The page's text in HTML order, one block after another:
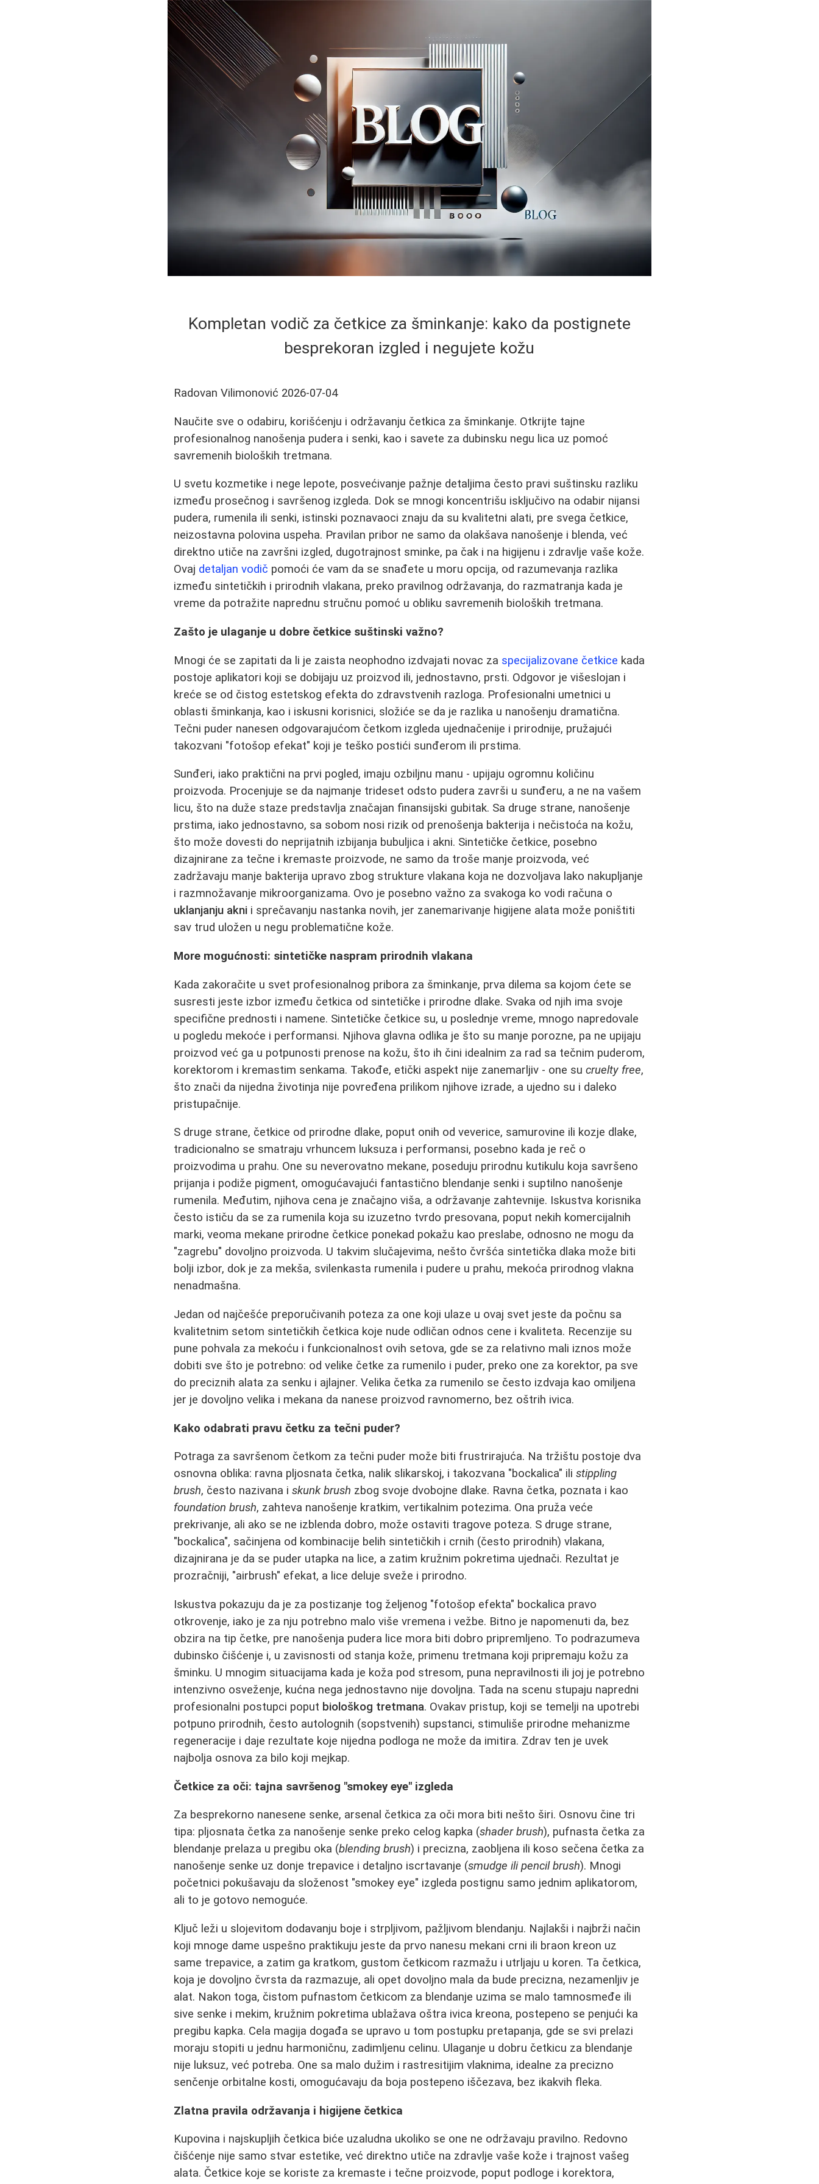
Kompletan vodič za četkice za šminkanje: kako da postignete
besprekoran izgled i negujete kožu
Radovan Vilimonović 2026-07-04
Naučite sve o odabiru, korišćenju i održavanju četkica za šminkanje. Otkrijte tajne
profesionalnog nanošenja pudera i senki, kao i savete za dubinsku negu lica uz pomoć
savremenih bioloških tretmana.
U svetu kozmetike i nege lepote, posvećivanje pažnje detaljima često pravi suštinsku razliku
između prosečnog i savršenog izgleda. Dok se mnogi koncentrišu isključivo na odabir nijansi
pudera, rumenila ili senki, istinski poznavaoci znaju da su kvalitetni alati, pre svega četkice,
neizostavna polovina uspeha. Pravilan pribor ne samo da olakšava nanošenje i blenda, već
direktno utiče na završni izgled, dugotrajnost sminke, pa čak i na higijenu i zdravlje vaše kože.
Ovaj detaljan vodič pomoći će vam da se snađete u moru opcija, od razumevanja razlika
između sintetičkih i prirodnih vlakana, preko pravilnog održavanja, do razmatranja kada je
vreme da potražite naprednu stručnu pomoć u obliku savremenih bioloških tretmana.
Zašto je ulaganje u dobre četkice suštinski važno?
Mnogi će se zapitati da li je zaista neophodno izdvajati novac za specijalizovane četkice kada
postoje aplikatori koji se dobijaju uz proizvod ili, jednostavno, prsti. Odgovor je višeslojan i
kreće se od čistog estetskog efekta do zdravstvenih razloga. Profesionalni umetnici u
oblasti šminkanja, kao i iskusni korisnici, složiće se da je razlika u nanošenju dramatična.
Tečni puder nanesen odgovarajućom četkom izgleda ujednačenije i prirodnije, pružajući
takozvani "fotošop efekat" koji je teško postići sunđerom ili prstima.
Sunđeri, iako praktični na prvi pogled, imaju ozbiljnu manu - upijaju ogromnu količinu
proizvoda. Procenjuje se da najmanje trideset odsto pudera završi u sunđeru, a ne na vašem
licu, što na duže staze predstavlja značajan finansijski gubitak. Sa druge strane, nanošenje
prstima, iako jednostavno, sa sobom nosi rizik od prenošenja bakterija i nečistoća na kožu,
što može dovesti do neprijatnih izbijanja bubuljica i akni. Sintetičke četkice, posebno
dizajnirane za tečne i kremaste proizvode, ne samo da troše manje proizvoda, već
zadržavaju manje bakterija upravo zbog strukture vlakana koja ne dozvoljava lako nakupljanje
i razmnožavanje mikroorganizama. Ovo je posebno važno za svakoga ko vodi računa o
uklanjanju akni i sprečavanju nastanka novih, jer zanemarivanje higijene alata može poništiti
sav trud uložen u negu problematične kože.
More mogućnosti: sintetičke naspram prirodnih vlakana
Kada zakoračite u svet profesionalnog pribora za šminkanje, prva dilema sa kojom ćete se
susresti jeste izbor između četkica od sintetičke i prirodne dlake. Svaka od njih ima svoje
specifične prednosti i namene. Sintetičke četkice su, u poslednje vreme, mnogo napredovale
u pogledu mekoće i performansi. Njihova glavna odlika je što su manje porozne, pa ne upijaju
proizvod već ga u potpunosti prenose na kožu, što ih čini idealnim za rad sa tečnim puderom,
korektorom i kremastim senkama. Takođe, etički aspekt nije zanemarljiv - one sucruelty free,
što znači da nijedna životinja nije povređena prilikom njihove izrade, a ujedno su i daleko
pristupačnije.
S druge strane, četkice od prirodne dlake, poput onih od veverice, samurovine ili kozje dlake,
tradicionalno se smatraju vrhuncem luksuza i performansi, posebno kada je reč o
proizvodima u prahu. One su neverovatno mekane, poseduju prirodnu kutikulu koja savršeno
prijanja i podiže pigment, omogućavajući fantastično blendanje senki i suptilno nanošenje
rumenila. Međutim, njihova cena je značajno viša, a održavanje zahtevnije. Iskustva korisnika
često ističu da se za rumenila koja su izuzetno tvrdo presovana, poput nekih komercijalnih
marki, veoma mekane prirodne četkice ponekad pokažu kao preslabe, odnosno ne mogu da
"zagrebu" dovoljno proizvoda. U takvim slučajevima, nešto čvršća sintetička dlaka može biti
bolji izbor, dok je za mekša, svilenkasta rumenila i pudere u prahu, mekoća prirodnog vlakna
nenadmašna.
Jedan od najčešće preporučivanih poteza za one koji ulaze u ovaj svet jeste da počnu sa
kvalitetnim setom sintetičkih četkica koje nude odličan odnos cene i kvaliteta. Recenzije su
pune pohvala za mekoću i funkcionalnost ovih setova, gde se za relativno mali iznos može
dobiti sve što je potrebno: od velike četke za rumenilo i puder, preko one za korektor, pa sve
do preciznih alata za senku i ajlajner. Velika četka za rumenilo se često izdvaja kao omiljena
jer je dovoljno velika i mekana da nanese proizvod ravnomerno, bez oštrih ivica.
Kako odabrati pravu četku za tečni puder?
Potraga za savršenom četkom za tečni puder može biti frustrirajuća. Na tržištu postoje dva
osnovna oblika: ravna pljosnata četka, nalik slikarskoj, i takozvana "bockalica" ilistippling
brush, često nazivana iskunk brush zbog svoje dvobojne dlake. Ravna četka, poznata i kao
foundation brush, zahteva nanošenje kratkim, vertikalnim potezima. Ona pruža veće
prekrivanje, ali ako se ne izblenda dobro, može ostaviti tragove poteza. S druge strane,
"bockalica", sačinjena od kombinacije belih sintetičkih i crnih (često prirodnih) vlakana,
dizajnirana je da se puder utapka na lice, a zatim kružnim pokretima ujednači. Rezultat je
prozračniji, "airbrush" efekat, a lice deluje sveže i prirodno.
Iskustva pokazuju da je za postizanje tog željenog "fotošop efekta" bockalica pravo
otkrovenje, iako je za nju potrebno malo više vremena i vežbe. Bitno je napomenuti da, bez
obzira na tip četke, pre nanošenja pudera lice mora biti dobro pripremljeno. To podrazumeva
dubinsko čišćenje i, u zavisnosti od stanja kože, primenu tretmana koji pripremaju kožu za
šminku. U mnogim situacijama kada je koža pod stresom, puna nepravilnosti ili joj je potrebno
intenzivno osveženje, kućna nega jednostavno nije dovoljna. Tada na scenu stupaju napredni
profesionalni postupci poput biološkog tretmana. Ovakav pristup, koji se temelji na upotrebi
potpuno prirodnih, često autolognih (sopstvenih) supstanci, stimuliše prirodne mehanizme
regeneracije i daje rezultate koje nijedna podloga ne može da imitira. Zdrav ten je uvek
najbolja osnova za bilo koji mejkap.
Četkice za oči: tajna savršenog "smokey eye" izgleda
Za besprekorno nanesene senke, arsenal četkica za oči mora biti nešto širi. Osnovu čine tri
tipa: pljosnata četka za nanošenje senke preko celog kapka (shader brush), pufnasta četka za
blendanje prelaza u pregibu oka (blending brush) i precizna, zaobljena ili koso sečena četka za
nanošenje senke uz donje trepavice i detaljno iscrtavanje (smudge ili pencil brush). Mnogi
početnici pokušavaju da složenost "smokey eye" izgleda postignu samo jednim aplikatorom,
ali to je gotovo nemoguće.
Ključ leži u slojevitom dodavanju boje i strpljivom, pažljivom blendanju. Najlakši i najbrži način
koji mnoge dame uspešno praktikuju jeste da prvo nanesu mekani crni ili braon kreon uz
same trepavice, a zatim ga kratkom, gustom četkicom razmažu i utrljaju u koren. Ta četkica,
koja je dovoljno čvrsta da razmazuje, ali opet dovoljno mala da bude precizna, nezamenljiv je
alat. Nakon toga, čistom pufnastom četkicom za blendanje uzima se malo tamnosmeđe ili
sive senke i mekim, kružnim pokretima ublažava oštra ivica kreona, postepeno se penjući ka
pregibu kapka. Cela magija događa se upravo u tom postupku pretapanja, gde se svi prelazi
moraju stopiti u jednu harmoničnu, zadimljenu celinu. Ulaganje u dobru četkicu za blendanje
nije luksuz, već potreba. One sa malo dužim i rastresitijim vlaknima, idealne za precizno
senčenje orbitalne kosti, omogućavaju da boja postepeno iščezava, bez ikakvih fleka.
Zlatna pravila održavanja i higijene četkica
Kupovina i najskupljih četkica biće uzaludna ukoliko se one ne održavaju pravilno. Redovno
čišćenje nije samo stvar estetike, već direktno utiče na zdravlje vaše kože i trajnost vašeg
alata. Četkice koje se koriste za kremaste i tečne proizvode, poput podloge i korektora,